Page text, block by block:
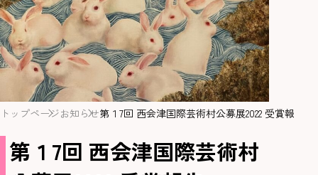
トップページお知らせ第１7回 西会津国際芸術村公募展2022 受賞報告
第１7回 西会津国際芸術村